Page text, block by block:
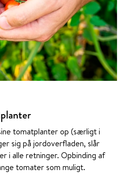
tomatplanter op (særligt i
sig på jordoverfladen, slår
i alle retninger. Opbinding af
tomater som muligt.